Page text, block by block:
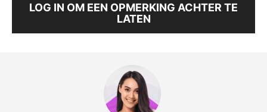
LOG IN OM EEN OPMERKING ACHTER TE
LATEN